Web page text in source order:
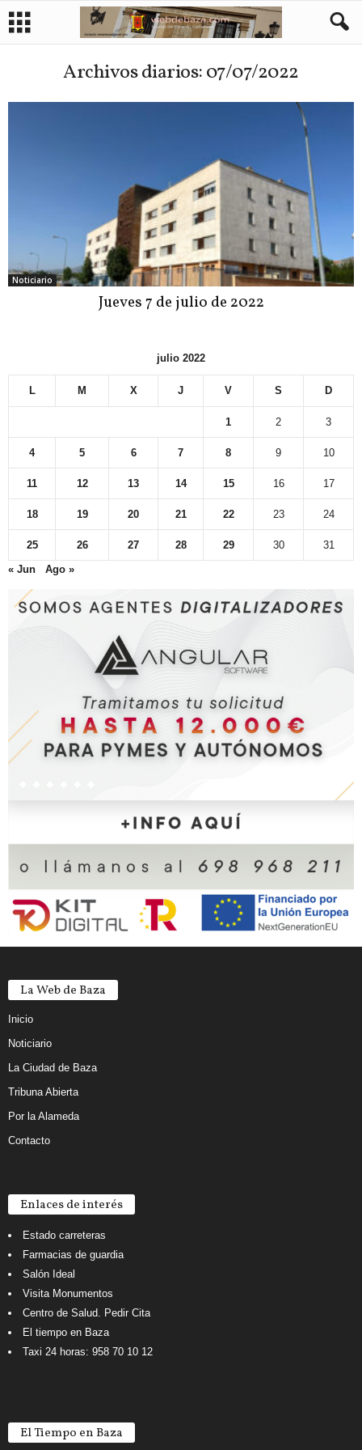
Archivos diarios: 07/07/2022
Noticiario
Jueves 7 de julio de 2022
julio 2022
L M X J V S D
1 2 3
4 5 6 7 8 9 10
11 12 13 14 15 16 17
18 19 20 21 22 23 24
25 26 27 28 29 30
31
« Jun
Ago »
La Web de Baza
Inicio
Noticiario
La Ciudad de Baza
Tribuna Abierta
Por la Alameda
Contacto
Enlaces de interés
Estado carreteras
Farmacias de guardia
Salón Ideal
Visita Monumentos
Centro de Salud. Pedir Cita
El tiempo en Baza
Taxi 24 horas: 958 70 10 12
El Tiempo en Baza